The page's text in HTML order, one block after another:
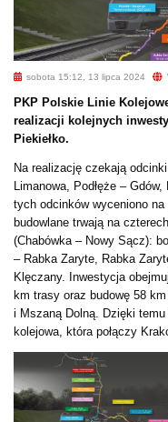
sobota 15:12, 13 lipca 2024
PKP Polskie Linie
realizacji kolejnych
Piekiełko.
Na realizację czekają
Limanowa, Podłęże –
tych odcinków wyceniono
budowlane trwają na
(Chabówka – Nowy Sącz):
– Rabka Zaryte, Rabka
Klęczany. Inwestycja
km trasy oraz budowę 58
i Mszaną Dolną. Dzięki
kolejowa, która połączy